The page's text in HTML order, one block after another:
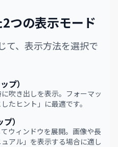
つの表示モード
て、表示方法を選択で
プ）
吹き出しを表示。フォーマッ
たヒント」に最適です。
）
ウィンドウを展開。画像や長
アル」を表示する場合に適し